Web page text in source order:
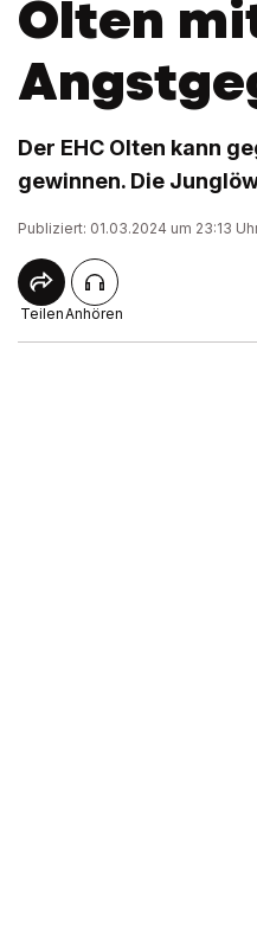
Olten
Der EHC Olten kann
gewinnen. Die
Publiziert: 01.03.2024 um 23:13
TeilenAnhören